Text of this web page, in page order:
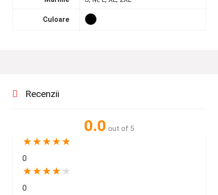
Culoare
Recenzii
0.0 out of 5
★★★★★
0
★★★★ ★
0